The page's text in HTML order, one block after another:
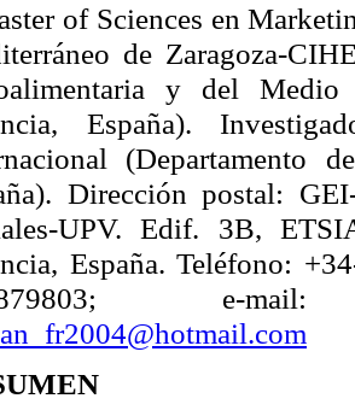
of Sciences en
de Zaragoza-
y del Medio
España).
(Departamento
Dirección postal:
UPV. Edif. 3B,
España. Teléfono:
e-